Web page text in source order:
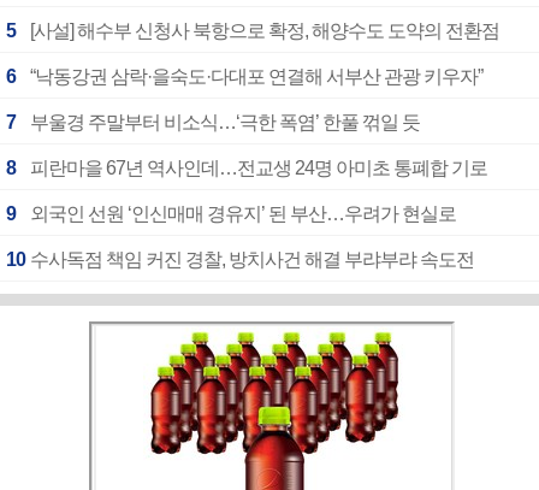
5 [사설] 해수부 신청사 북항으로 확정, 해양수도 도약의 전환점
6 “낙동강권 삼락·을숙도·다대포 연결해 서부산 관광 키우자”
7 부울경 주말부터 비소식…‘극한 폭염’ 한풀 꺾일 듯
8 피란마을 67년 역사인데…전교생 24명 아미초 통폐합 기로
9 외국인 선원 ‘인신매매 경유지’ 된 부산…우려가 현실로
10 수사독점 책임 커진 경찰, 방치사건 해결 부랴부랴 속도전